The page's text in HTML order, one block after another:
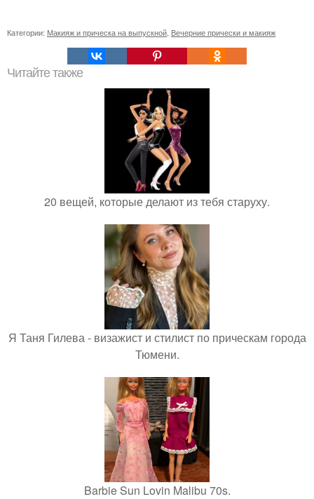
Категории: Макияж и прическа на выпускной Вечерние прически и макияж
Читайте также
20 вещей, которые делают из тебя старуху.
Я Таня Гилева - визажист и стилист по прическам города
Тюмени.
Barbie Sun Lovin Malibu 70s.